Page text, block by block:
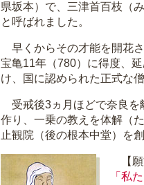
県坂本）で、三津首百枝（
と呼ばれました。
早くからその才能を開花
宝亀11年（780）に得度、
け、国に認められた正式な
受戒後3ヵ月ほどで奈良を
作り、一乗の教えを体解（
止観院（後の根本中堂）を
【願
「私